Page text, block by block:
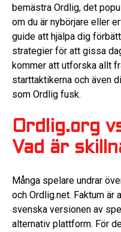
bemästra Ordlig, det
om du är nybörjare eller
guide att hjälpa dig
strategier för att gissa
kommer att utforska allt
starttaktikerna och även
som Ordlig fusk.
Ordlig.org
Vad är
Många spelare undrar
och Ordlig.net. Faktum är
svenska versionen av
alternativ plattform. För